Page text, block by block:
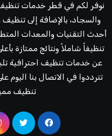
نوفر لكم في قطر خدمات تنظيف
والسجاد، بالإضافة إلى
أحدث التقنيات والمعدات
تنظيفاً شاملاً ونتائج ممتازة
عن خدمات تنظيف احترافية
تنظيف